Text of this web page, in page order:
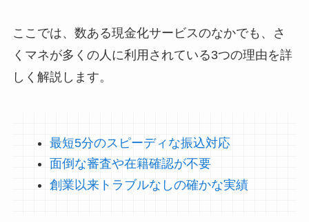
ここでは、数ある現金化サービスのなかでも、さ
くマネが多くの人に利用されている3つの理由を詳
しく解説します。
最短5分のスピーディな振込対応
面倒な審査や在籍確認が不要
創業以来トラブルなしの確かな実績